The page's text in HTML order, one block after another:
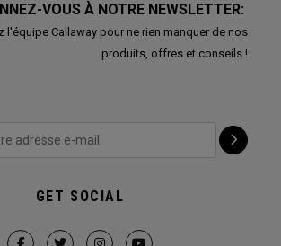
VOUS À NOTRE NEWSLETTER:
l'équipe Callaway pour ne rien manquer de nos
produits, offres et conseils !
GET SOCIAL